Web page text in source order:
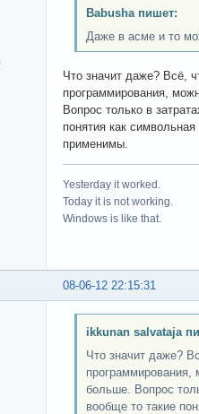
Babusha пишет:
Даже в асме и то
Что значит даже? Всё,
программирования,
Вопрос только в
понятия как
применимы.
Yesterday it worked.
Today it is not working.
Windows is like that.
08-06-12 22:15:31
ikkunan salvataja
Что значит даже?
больше. Вопрос
вообще то такие